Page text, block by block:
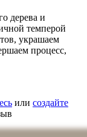
дерева и
темперой
украшаем
процесс,
или создайте